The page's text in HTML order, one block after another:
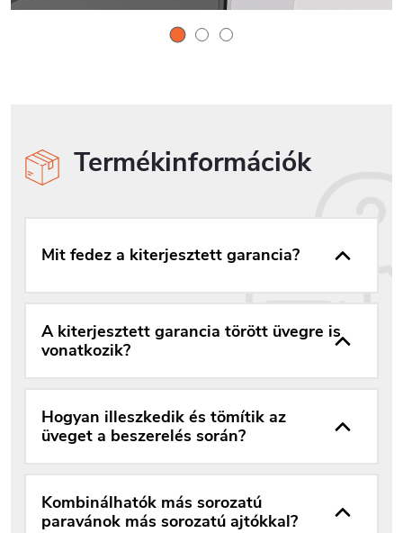
Termékinformációk
Mit fedez a kiterjesztett garancia?
A kiterjesztett garancia törött üvegre is
vonatkozik?
Hogyan illeszkedik és tömítik az
üveget a beszerelés során?
Kombinálhatók más sorozatú
paravánok más sorozatú ajtókkal?